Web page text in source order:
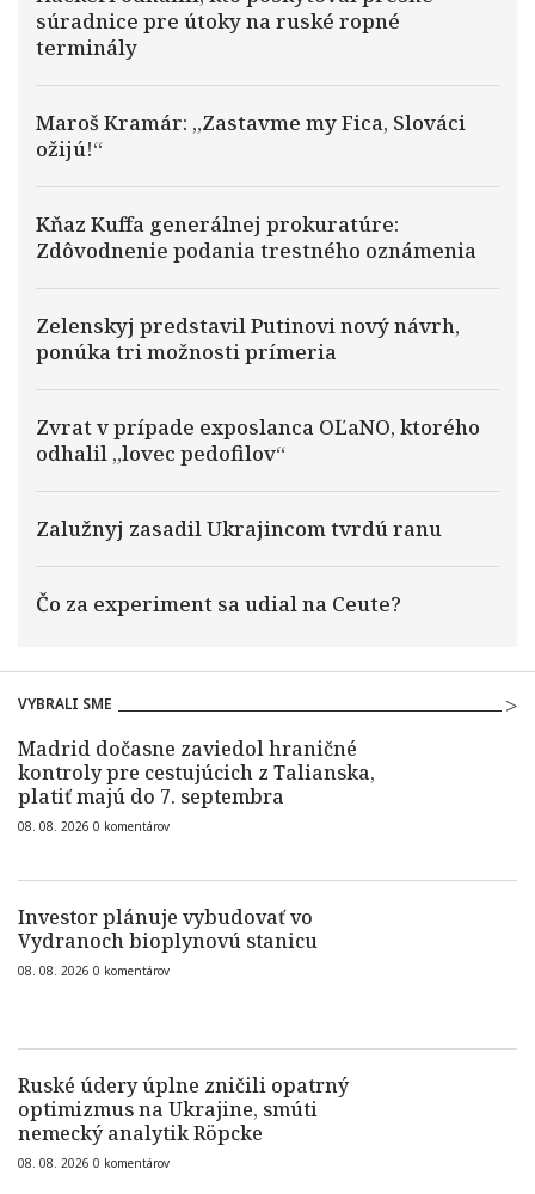
súradnice pre útoky na ruské ropné
terminály
Maroš Kramár: „Zastavme my Fica, Slováci
ožijú!“
Kňaz Kuffa generálnej prokuratúre:
Zdôvodnenie podania trestného oznámenia
Zelenskyj predstavil Putinovi nový návrh,
ponúka tri možnosti prímeria
Zvrat v prípade exposlanca OĽaNO, ktorého
odhalil „lovec pedofilov“
Zalužnyj zasadil Ukrajincom tvrdú ranu
Čo za experiment sa udial na Ceute?
VYBRALI SME
Madrid dočasne zaviedol hraničné
kontroly pre cestujúcich z Talianska,
platiť majú do 7. septembra
08. 08. 2026 0 komentárov
Investor plánuje vybudovať vo
Vydranoch bioplynovú stanicu
08. 08. 2026 0 komentárov
Ruské údery úplne zničili opatrný
optimizmus na Ukrajine, smúti
nemecký analytik Röpcke
08. 08. 2026 0 komentárov